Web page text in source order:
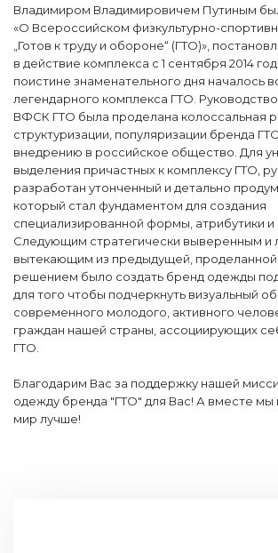
Владимиром Владимировичем Путиным
«О Всероссийском физкультурно-
„Готов к труду и обороне“ (ГТО)»,
в действие комплекса с 1 сентября 2014
поистине знаменательного дня началось
легендарного комплекса ГТО.
ВФСК ГТО была проделана колоссальная
структуризации, популяризации бренда
внедрению в российское общество. Для
выделения причастных к комплексу ГТО,
разработан утонченный и детально
который стал фундаментом для создания
специализированной формы, атрибутики и
Следующим стратегически выверенным и
вытекающим из предыдущей, проделанной
решением было создать бренд одежды под
для того чтобы подчеркнуть визуальный
современного молодого, активного
граждан нашей страны, ассоциирующих
ГТО.
Благодарим Вас за поддержку нашей
одежду бренда "ГТО" для Вас! А вместе
мир лучше!